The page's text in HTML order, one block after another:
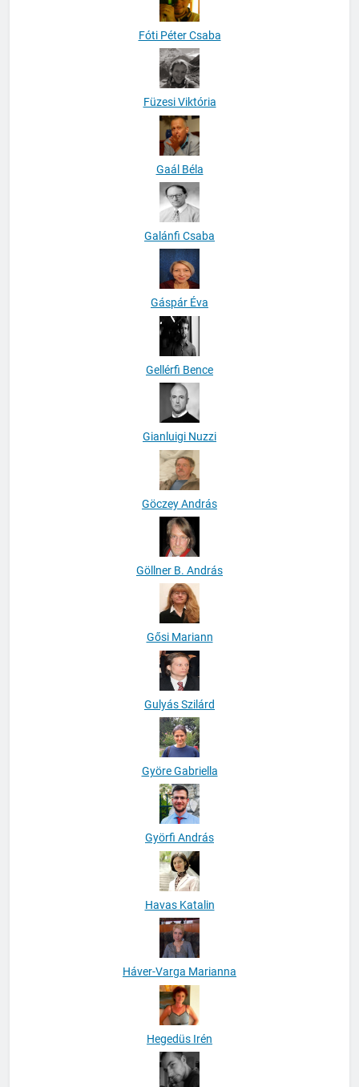
Fóti Péter Csaba
Füzesi Viktória
Gaál Béla
Galánfi Csaba
Gáspár Éva
Gellérfi Bence
Gianluigi Nuzzi
Göczey András
Göllner B. András
Gősi Mariann
Gulyás Szilárd
Györe Gabriella
Györfi András
Havas Katalin
Háver-Varga Marianna
Hegedüs Irén